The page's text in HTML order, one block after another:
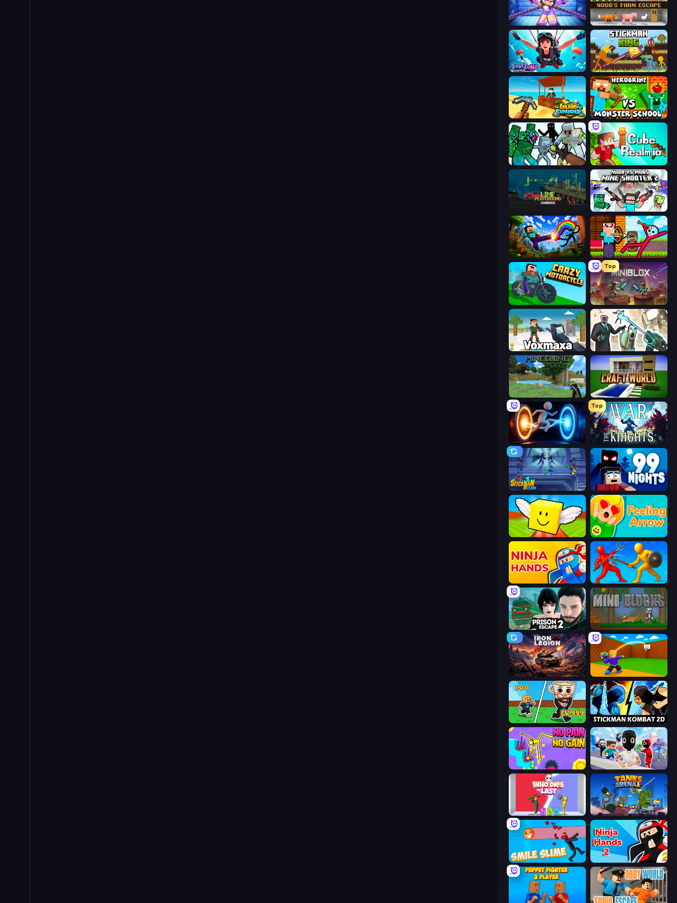
Mini Mine Noob's Farm Escape
Fortzone Battle Royale Stickman King
Island Expander Herobrine vs Monster School
CubeRealm.io
Mine Shooter 2: Noob vs Mobs
Noob: Wall Crusher Noob Archer vs Stickman Zombie
Crazy Motorcycle
Top
Miniblox
Voxmaxa Skibidi Toilets: Infection
Mine Clone Craft World
Portal Escape
Top
War the Knights
Stickman Clash 99 Nights (Bloxd.io)
Lucky Brainrot Blocks Online Feeling Arrow
Ninja Hands Epic Sword Battle! Fight in Arena
Prison Escape 2 Mine Blocks
Iron Legion Throw a Lucky Block
Brainrot Arena Online Stickman Kombat 2D
No Pain No Gain - Ragdoll Sandbox
Who Dies Last? Tanks Arena io: Craft & Combat
Smile Slime Ninja Hands 2